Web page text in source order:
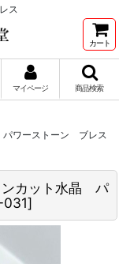
ス
カート
マイページ 商品検索
パワーストーン ブレス
ンカット水晶 パ
]